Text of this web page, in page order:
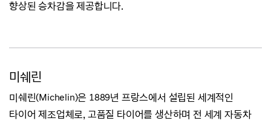
향상된 승차감을 제공합니다.
미쉐린
미쉐린(Michelin)은 1889년 프랑스에서 설립된 세계적인
타이어 제조업체로, 고품질 타이어를 생산하며 전 세계 자동차